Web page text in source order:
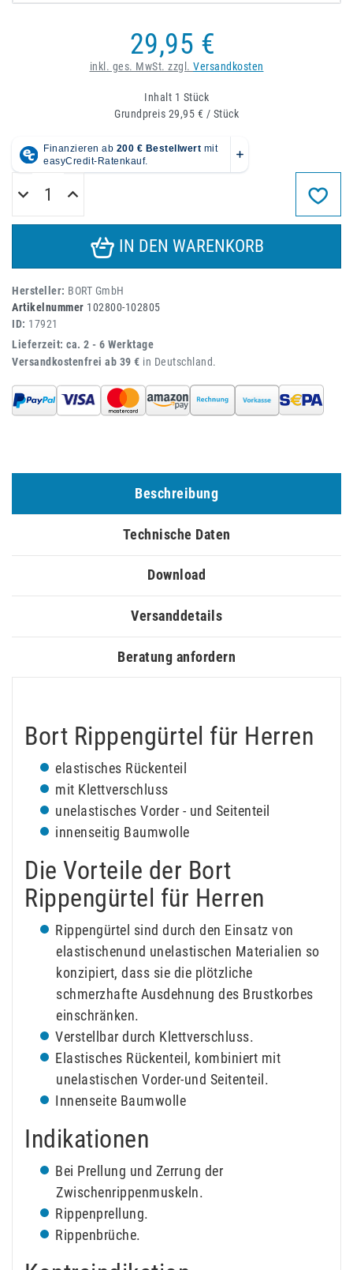
29,95 €
inkl. ges. MwSt. zzgl. Versandkosten
Inhalt 1 Stück
Grundpreis 29,95 € / Stück
IN DEN WARENKORB
Hersteller: BORT GmbH
Artikelnummer 102800-102805
ID: 17921
Lieferzeit: ca. 2 - 6 Werktage
Versandkostenfrei ab 39 € in Deutschland.
Beschreibung
Technische Daten
Download
Versanddetails
Beratung anfordern
Bort Rippengürtel für Herren
elastisches Rückenteil
mit Klettverschluss
unelastisches Vorder - und Seitenteil
innenseitig Baumwolle
Die Vorteile der Bort
Rippengürtel für Herren
Rippengürtel sind durch den Einsatz von
elastischenund unelastischen Materialien so
konzipiert, dass sie die plötzliche
schmerzhafte Ausdehnung des Brustkorbes
einschränken.
Verstellbar durch Klettverschluss.
Elastisches Rückenteil, kombiniert mit
unelastischen Vorder-und Seitenteil.
Innenseite Baumwolle
Indikationen
Bei Prellung und Zerrung der
Zwischenrippenmuskeln.
Rippenprellung.
Rippenbrüche.